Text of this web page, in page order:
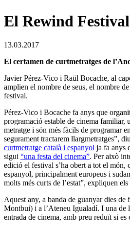
El Rewind
13.03.2017
El certamen de curtmetratges de
Javier Pérez-Vico i Raül Bocache, al
amplien el nombre de seus, el nombre
festival.
Pérez-Vico i Bocache fa anys que
programació estable de cinema familiar,
metratge i són més fàcils de programar
segurament tractarem llargmetratges”,
curtmetratge català i espanyol ja fa anys
sigui “una festa del cinema”. Per això
edició el festival s’ha obert a tot el món,
espanyol, principalment europeus i
molts més curts de l’estat”, expliquen
Aquest any, a banda de guanyar dies
Montbui) i a l’Ateneu Igualadí. I una de
entrada de cinema, amb preu reduït si